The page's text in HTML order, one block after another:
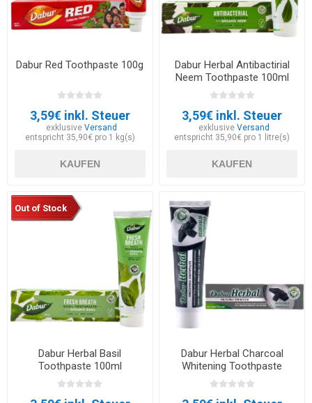
Dabur Red Toothpaste 100g
3,59€ inkl. Steuer
exklusiveVersand
entspricht 35,90€ pro 1 kg(s)
KAUFEN
Dabur Herbal Antibactirial
Neem Toothpaste 100ml
3,59€ inkl. Steuer
exklusive Versand
entspricht 35,90€ pro 1 litre(s)
KAUFEN
Out of Stock
Dabur Herbal Basil
Toothpaste 100ml
Dabur Herbal Charcoal
Whitening Toothpaste
100ml